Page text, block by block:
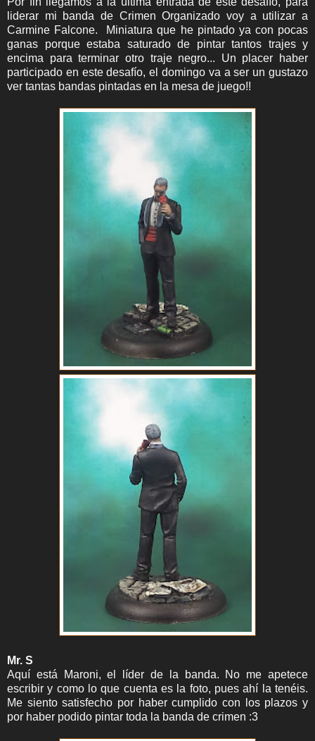
liderar mi banda de Crimen Organizado voy a utilizar a
Carmine Falcone. Miniatura que he pintado ya con pocas
ganas porque estaba saturado de pintar tantos trajes y
encima para terminar otro traje negro... Un placer haber
participado en este desafío, el domingo va a ser un gustazo
ver tantas bandas pintadas en la mesa de juego!!
Mr. S
Aquí está Maroni, el líder de la banda. No me apetece
escribir y como lo que cuenta es la foto, pues ahí la tenéis.
Me siento satisfecho por haber cumplido con los plazos y
por haber podido pintar toda la banda de crimen :3